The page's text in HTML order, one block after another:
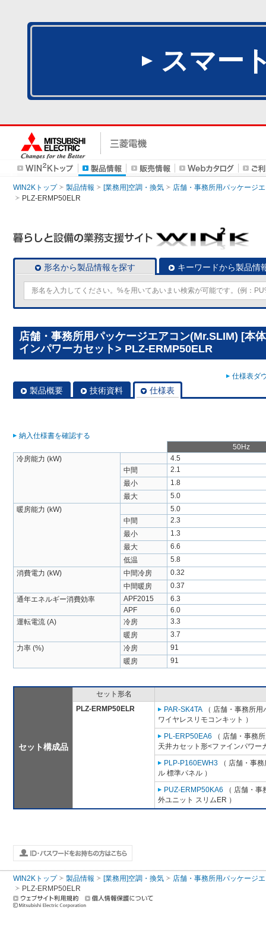
スマー
WIN2Kトップ 製品情報 [業務用]空調・換気
店舗・事務所用パッケージ
PLZ-ERMP50ELR
形名から製品情報を探す キーワードから製品情
店舗・事務所用パッケージエアコン(Mr.SLIM) [本
インパワーカセット> PLZ-ERMP50ELR
仕様表ダ
製品概要 技術資料 仕様表
納入仕様書を確認する
50Hz
冷房能力 (kW)
4.5
中間
2.1
最小
1.8
最大
5.0
暖房能力 (kW)
5.0
中間
2.3
最小
1.3
最大
6.6
低温
5.8
消費電力 (kW)
中間冷房
0.32
中間暖房
0.37
通年エネルギー消費効率
APF2015
6.3
APF
6.0
運転電流 (A)
冷房
3.3
暖房
3.7
力率 (%)
冷房
91
暖房
91
セット構成品
セット形名
PLZ-ERMP50ELR
PAR-SK4TA （ 店舗・事務所
ワイヤレスリモコンキット ）
PL-ERP50EA6 （ 店舗・事務
天井カセット形<ファインパワー
PLP-P160EWH3 （ 店舗・事
ル 標準パネル ）
PUZ-ERMP50KA6 （ 店舗・
外ユニット スリムER ）
WIN2Kトップ 製品情報 [業務用]空調・換気
店舗・事務所用パッケージ
PLZ-ERMP50ELR